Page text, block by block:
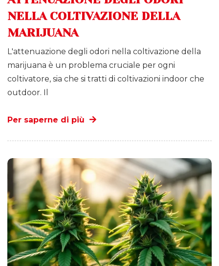
NELLA COLTIVAZIONE DELLA
MARIJUANA
L'attenuazione degli odori nella coltivazione della
marijuana è un problema cruciale per ogni
coltivatore, sia che si tratti di coltivazioni indoor che
outdoor. Il
Per saperne di più